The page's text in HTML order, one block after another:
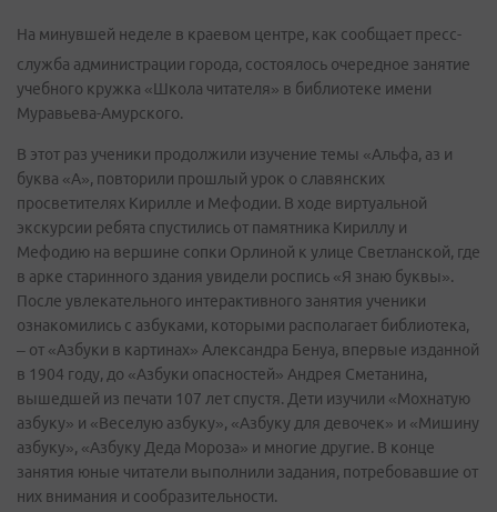
На минувшей неделе в краевом центре, как сообщает пресс-
служба администрации города, состоялось очередное занятие
учебного кружка «Школа читателя» в библиотеке имени
Муравьева-Амурского.
В этот раз ученики продолжили изучение темы «Альфа, аз и
буква «А», повторили прошлый урок о славянских
просветителях Кирилле и Мефодии. В ходе виртуальной
экскурсии ребята спустились от памятника Кириллу и
Мефодию на вершине сопки Орлиной к улице Светланской, где
в арке старинного здания увидели роспись «Я знаю буквы».
После увлекательного интерактивного занятия ученики
ознакомились с азбуками, которыми располагает библиотека,
– от «Азбуки в картинах» Александра Бенуа, впервые изданной
в 1904 году, до «Азбуки опасностей» Андрея Сметанина,
вышедшей из печати 107 лет спустя. Дети изучили «Мохнатую
азбуку» и «Веселую азбуку», «Азбуку для девочек» и «Мишину
азбуку», «Азбуку Деда Мороза» и многие другие. В конце
занятия юные читатели выполнили задания, потребовавшие от
них внимания и сообразительности.